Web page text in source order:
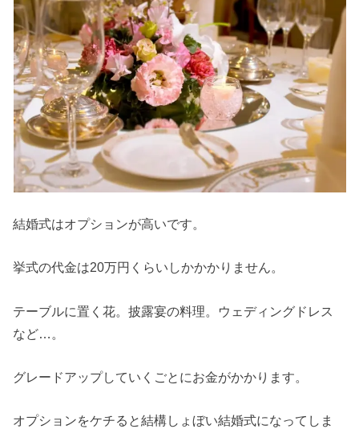
結婚式はオプションが高いです。
挙式の代金は20万円くらいしかかかりません。
テーブルに置く花。披露宴の料理。ウェディングドレス
など…。
グレードアップしていくごとにお金がかかります。
オプションをケチると結構しょぼい結婚式になってしま